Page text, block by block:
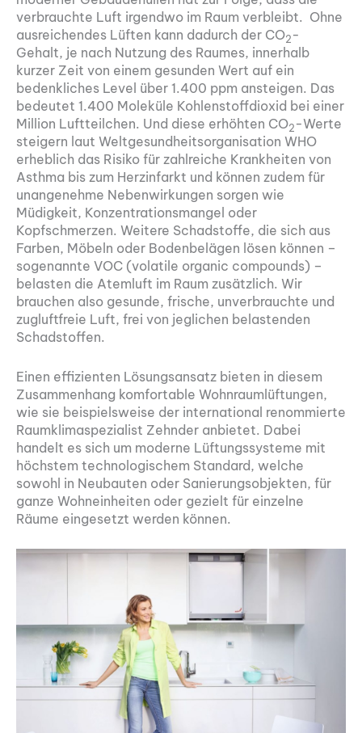
verbrauchte Luft irgendwo im Raum verbleibt. Ohne
ausreichendes Lüften kann dadurch der CO2 -
Gehalt, je nach Nutzung des Raumes, innerhalb
kurzer Zeit von einem gesunden Wert auf ein
bedenkliches Level über 1.400 ppm ansteigen. Das
bedeutet 1.400 Moleküle Kohlenstoffdioxid bei einer
Million Luftteilchen. Und diese erhöhten CO2 -Werte
steigern laut Weltgesundheitsorganisation WHO
erheblich das Risiko für zahlreiche Krankheiten von
Asthma bis zum Herzinfarkt und können zudem für
unangenehme Nebenwirkungen sorgen wie
Müdigkeit, Konzentrationsmangel oder
Kopfschmerzen. Weitere Schadstoffe, die sich aus
Farben, Möbeln oder Bodenbelägen lösen können –
sogenannte VOC (volatile organic compounds) –
belasten die Atemluft im Raum zusätzlich. Wir
brauchen also gesunde, frische, unverbrauchte und
zugluftfreie Luft, frei von jeglichen belastenden
Schadstoffen.
Einen effizienten Lösungsansatz bieten in diesem
Zusammenhang komfortable Wohnraumlüftungen,
wie sie beispielsweise der international renommierte
Raumklimaspezialist Zehnder anbietet. Dabei
handelt es sich um moderne Lüftungssysteme mit
höchstem technologischem Standard, welche
sowohl in Neubauten oder Sanierungsobjekten, für
ganze Wohneinheiten oder gezielt für einzelne
Räume eingesetzt werden können.